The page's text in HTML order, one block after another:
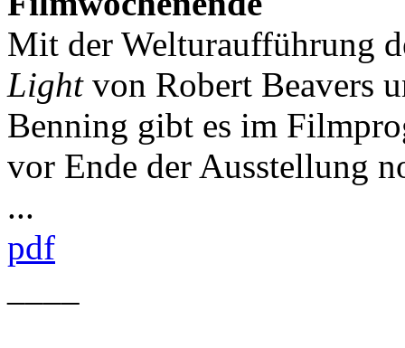
Mit der Welturaufführung
Lightvon Robert Beavers
Benning gibt es im
vor Ende der Ausstellung
...
pdf